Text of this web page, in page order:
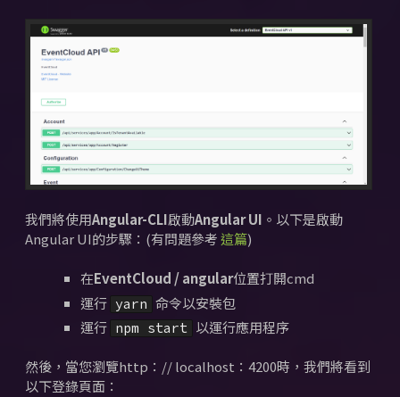
我們將使用Angular-CLI啟動Angular UI 。 以下是啟動
Angular UI的步驟：(有問題參考這篇)
在EventCloud / angular位置打開cmd
運行 yarn 命令以安裝包
運行 npm start 以運行應用程序
然後，當您瀏覽http：// localhost：4200時，我們將看到
以下登錄頁面：